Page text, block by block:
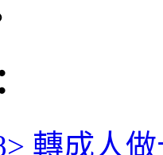
> 轉成人